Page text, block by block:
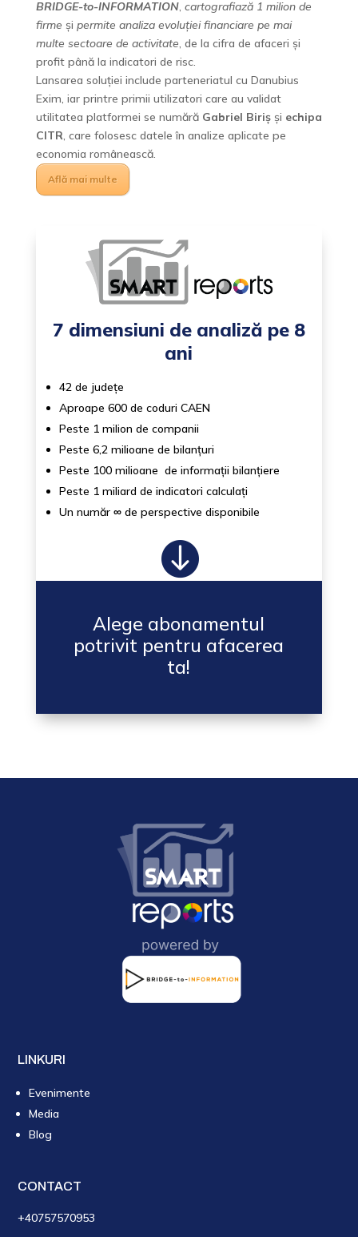
BRIDGE-to-INFORMATION, cartografiază 1 milion de
firme și permite analiza evoluției financiare pe mai
multe sectoare de activitate , de la cifra de afaceri și
profit până la indicatori de risc.
Lansarea soluției include parteneriatul cu Danubius
Exim, iar printre primii utilizatori care au validat
utilitatea platformei se numără Gabriel Birișși echipa
CITR , care folosesc datele în analize aplicate pe
economia românească.
Află mai multe
7 dimensiuni de analiză pe 8
ani
42 de județe
Aproape 600 de coduri CAEN
Peste 1 milion de companii
Peste 6,2 milioane de bilanțuri
Peste 100 milioane de informații bilanțiere
Peste 1 miliard de indicatori calculați
Un număr ∞de perspective disponibile

Alege abonamentul
potrivit pentru afacerea
ta!
LINKURI
Evenimente
Media
Blog
CONTACT
+40757570953